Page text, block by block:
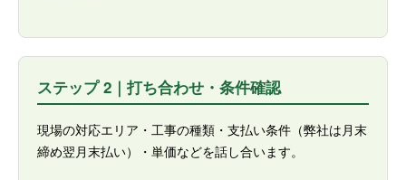
ステップ 2｜打ち合わせ・条件確認
現場の対応エリア・工事の種類・支払い条件（弊社は月末
締め翌月末払い）・単価などを話し合います。